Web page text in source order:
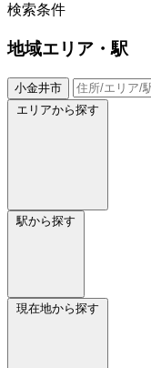
検索条件
地域エリア・駅
小金井市
エリアから探す
駅から探す
現在地から探す